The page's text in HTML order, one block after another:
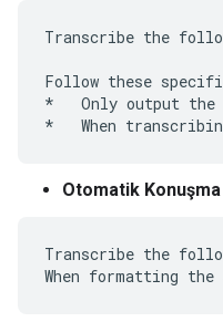
Transcribe the
Follow these
*   Only output the
Otomatik
Transcribe the